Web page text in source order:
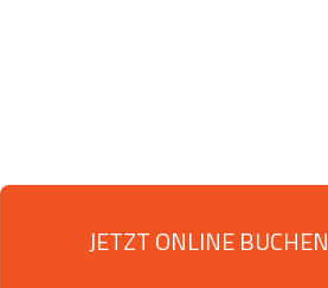
JETZT ONLINE BUCHEN